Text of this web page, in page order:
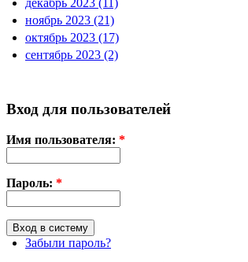
декабрь 2023 (11)
ноябрь 2023 (21)
октябрь 2023 (17)
сентябрь 2023 (2)
Вход для пользователей
Имя пользователя: *
Пароль: *
Забыли пароль?